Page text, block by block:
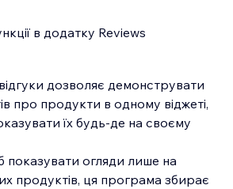
в додатку Reviews
дозволяє демонструвати
про продукти в одному віджеті,
їх будь-де на своєму
показувати огляди лише на
продуктів, ця програма збирає